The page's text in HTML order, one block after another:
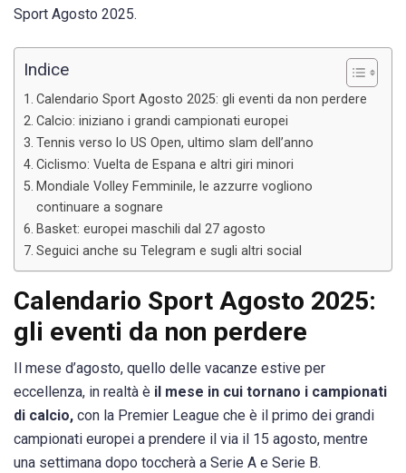
Sport Agosto 2025.
Indice
Calendario Sport Agosto 2025: gli eventi da non perdere
Calcio: iniziano i grandi campionati europei
Tennis verso lo US Open, ultimo slam dell’anno
Ciclismo: Vuelta de Espana e altri giri minori
Mondiale Volley Femminile, le azzurre vogliono
continuare a sognare
Basket: europei maschili dal 27 agosto
Seguici anche su Telegram e sugli altri social
Calendario Sport Agosto 2025:
gli eventi da non perdere
Il mese d’agosto, quello delle vacanze estive per
eccellenza, in realtà è il mese in cui tornano i campionati
di calcio, con la Premier League che è il primo dei grandi
campionati europei a prendere il via il 15 agosto, mentre
una settimana dopo toccherà a Serie A e Serie B.